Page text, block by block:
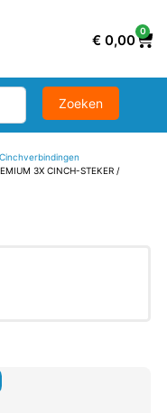
€ 0,00
0
Cinchverbindingen
3X CINCH-STEKER /